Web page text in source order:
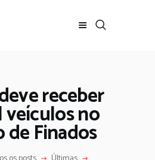
receber
veículos no
Finados